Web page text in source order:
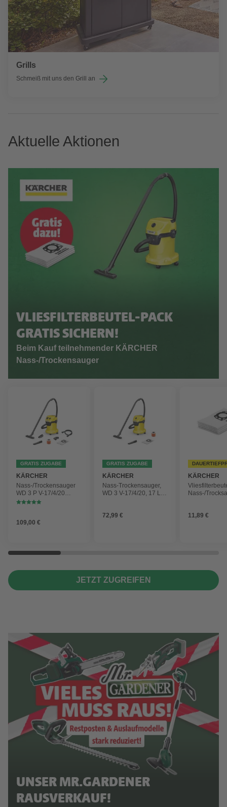
Grills
Schmeiß mit uns den Grill an
Aktuelle Aktionen
VLIESFILTERBEUTEL-PACK
GRATIS SICHERN!
Beim Kauf teilnehmender KÄRCHER
Nass-/Trockensauger
GRATIS ZUGABE
KÄRCHER
Nass-/Trockensauger
WD 3 P V-17/4/20
Workshop mit
109,00 €
GRATIS ZUGABE
KÄRCHER
Nass-Trockensauger,
WD 3 V-17/4/20, 17 L,
72,99 €
KÄRCHER
Nass-/
4 Stück
11,89 €
JETZT ZUGREIFEN
UNSER MR.GARDENER
RAUSVERKAUF!